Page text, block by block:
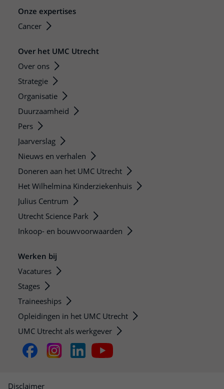
Onze expertises
Cancer
Over het UMC Utrecht
Over ons
Strategie
Organisatie
Duurzaamheid
Pers
Jaarverslag
Nieuws en verhalen
Doneren aan het UMC Utrecht
Het Wilhelmina Kinderziekenhuis
Julius Centrum
Utrecht Science Park
Inkoop- en bouwvoorwaarden
Werken bij
Vacatures
Stages
Traineeships
Opleidingen in het UMC Utrecht
UMC Utrecht als werkgever
Disclaimer